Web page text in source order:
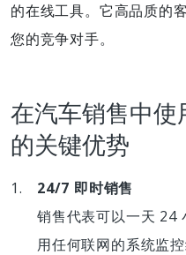
的在线工具。它高品质的
您的竞争对手。
在汽车销售中
的关键优势
24/7 即时销售
销售代表可以一天 24
用任何联网的系统监